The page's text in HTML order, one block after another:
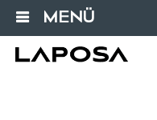
MENÜ